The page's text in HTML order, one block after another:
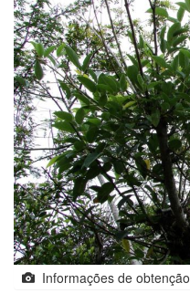
Informações de obtenção